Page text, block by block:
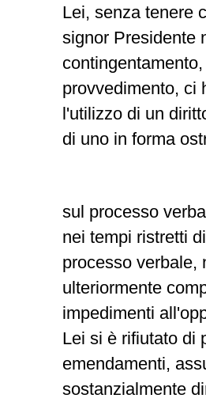
Lei, senza tenere
signor Presidente
provvedimento, ci
l'utilizzo di un
di uno in forma
sul processo
nei tempi ristretti
processo verbale,
ulteriormente
impedimenti
Lei si è rifiutato di
emendamenti,
sostanzialmente